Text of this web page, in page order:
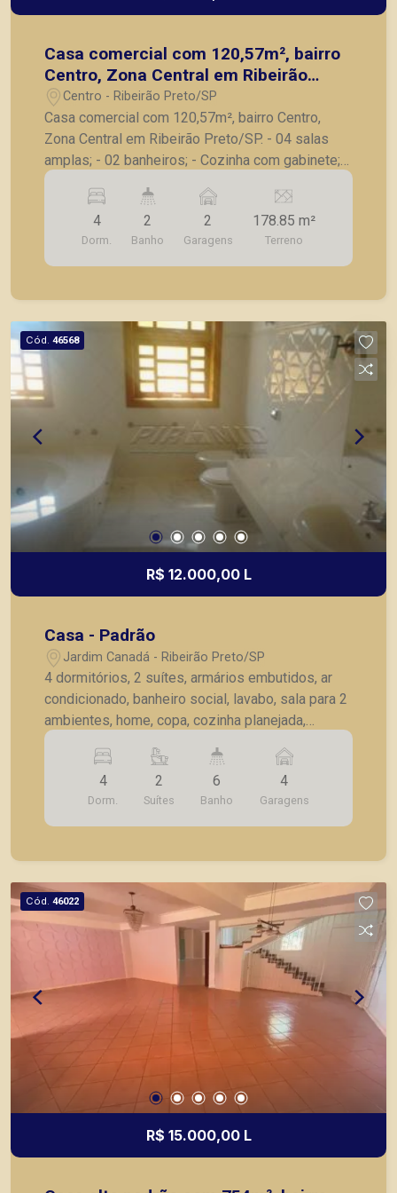
Casa comercial com 120,57m², bairro
Centro, Zona Central em Ribeirão
Preto/SP.
Centro - Ribeirão Preto/SP
Casa comercial com 120,57m², bairro Centro,
Zona Central em Ribeirão Preto/SP. - 04 salas
amplas; - 02 banheiros; - Cozinha com gabinete; -
Edícula; - Área de serviço; - 02 vagas de
garagem. A Piramid tem como objetivo atender
seus clientes com agilidade e segurança, em
locação, vendas de imóveis prontos, usados ou
mesmo nos principais lançamentos da cidade de
4
Dorm.
2
Banho
2
Garagens
178.85 m²
Terreno
Cód. 46568
R$ 12.000,00 L
Casa - Padrão
Jardim Canadá - Ribeirão Preto/SP
4 dormitórios, 2 suítes, armários embutidos, ar
condicionado, banheiro social, lavabo, sala para 2
ambientes, home, copa, cozinha planejada,
dependências de serviço, piscina, churrasqueira,
4 vagas de garagens.
4
Dorm.
2
Suítes
6
Banho
4
Garagens
Cód. 46022
R$ 15.000,00 L